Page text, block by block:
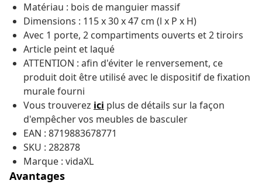
Matériau : bois de manguier massif
Dimensions : 115 x 30 x 47 cm (l x P x H)
Avec 1 porte, 2 compartiments ouverts et 2 tiroirs
Article peint et laqué
ATTENTION : afin d'éviter le renversement, ce
produit doit être utilisé avec le dispositif de fixation
murale fourni
Vous trouverez ici plus de détails sur la façon
d'empêcher vos meubles de basculer
EAN : 8719883678771
SKU : 282878
Marque : vidaXL
Avantages